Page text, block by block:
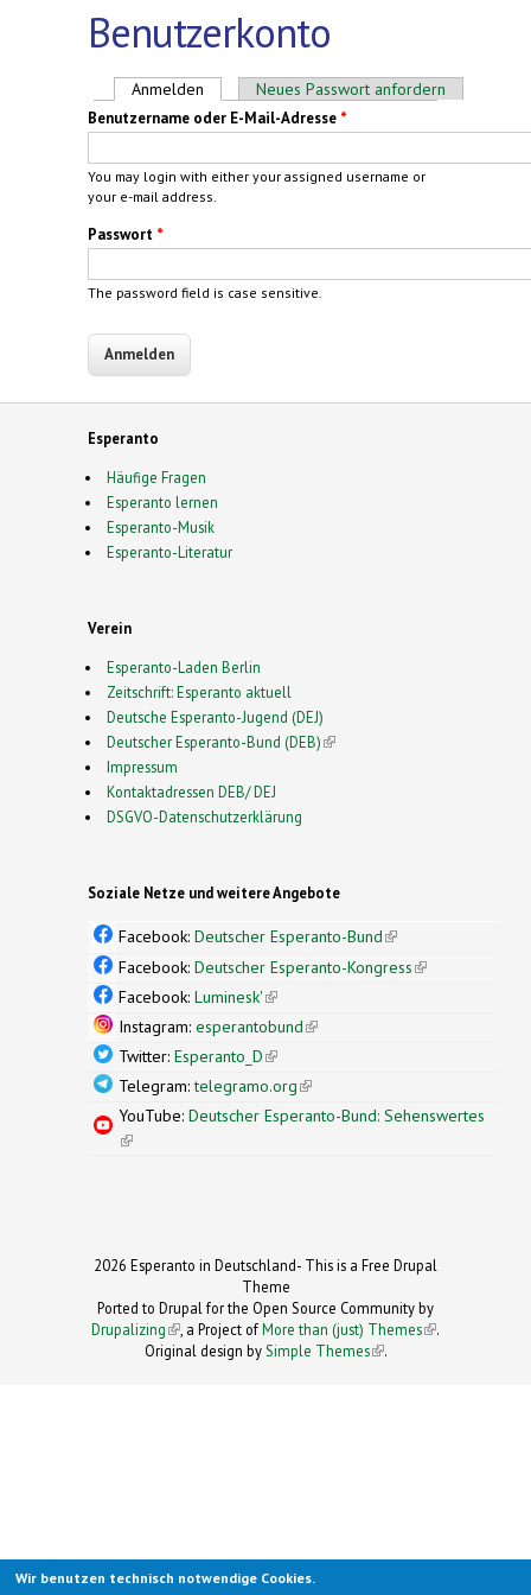
Benutzerkonto
Haupt-Reiter
Anmelden (aktiver Reiter)
Neues Passwort anfordern
Benutzername oder E-Mail-Adresse *
You may login with either your assigned username or
your e-mail address.
Passwort *
The password field is case sensitive.
Esperanto
Häufige Fragen
Esperanto lernen
Esperanto-Musik
Esperanto-Literatur
Verein
Esperanto-Laden Berlin
Zeitschrift: Esperanto aktuell
Deutsche Esperanto-Jugend (DEJ)
Deutscher Esperanto-Bund (DEB)(link is external)
Impressum
Kontaktadressen DEB/ DEJ
DSGVO-Datenschutzerklärung
Soziale Netze und weitere Angebote
Facebook: Deutscher Esperanto-Bund(link is
external)
Facebook: Deutscher Esperanto-Kongress(link is
Facebook: Luminesk'(link is external)
Instagram: esperantobund(link is external)
Twitter: Esperanto_D(link is external)
Telegram:telegramo.org(link is external)
YouTube: Deutscher Esperanto-Bund: Sehenswertes
(link is external)
2026 Esperanto in Deutschland- This is a Free Drupal
Theme
Ported to Drupal for the Open Source Community by
Drupalizing(link is external)
, a Project ofMore than (just) Themes (link is
.
Original design by Simple Themes
(link is
.
Wir benutzen technisch notwendige Cookies.